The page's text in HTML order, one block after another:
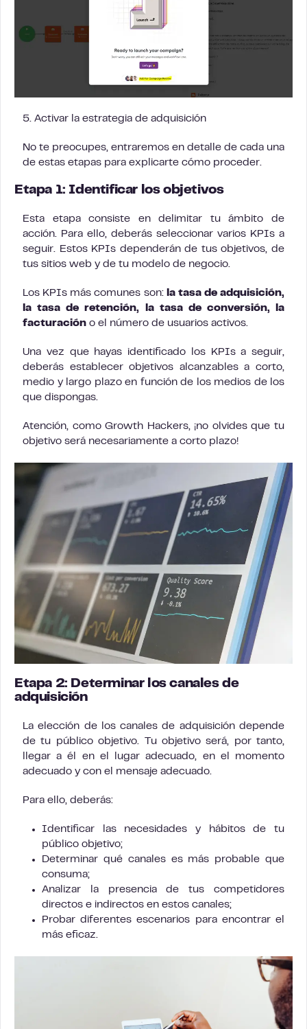
5. Activar la estrategia de adquisición
No te preocupes, entraremos en detalle de cada una
de estas etapas para explicarte cómo proceder.
Etapa 1: Identificar los objetivos
Esta etapa consiste en delimitar tu ámbito de
acción. Para ello, deberás seleccionar varios KPIs a
seguir. Estos KPIs dependerán de tus objetivos, de
tus sitios web y de tu modelo de negocio.
Los KPIs más comunes son: la tasa de adquisición,
la tasa de retención, la tasa de conversión, la
facturación o el número de usuarios activos.
Una vez que hayas identificado los KPIs a seguir,
deberás establecer objetivos alcanzables a corto,
medio y largo plazo en función de los medios de los
que dispongas.
Atención, como Growth Hackers, ¡no olvides que tu
objetivo será necesariamente a corto plazo!
Etapa 2: Determinar los canales de
adquisición
La elección de los canales de adquisición depende
de tu público objetivo. Tu objetivo será, por tanto,
llegar a él en el lugar adecuado, en el momento
adecuado y con el mensaje adecuado.
Para ello, deberás:
Identificar las necesidades y hábitos de tu
público objetivo;
Determinar qué canales es más probable que
consuma;
Analizar la presencia de tus competidores
directos e indirectos en estos canales;
Probar diferentes escenarios para encontrar el
más eficaz.